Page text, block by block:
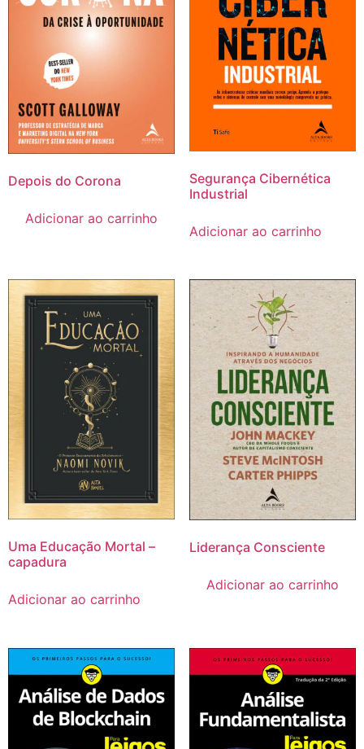
Depois do Corona
Adicionar ao carrinho
Segurança Cibernética
Industrial
Adicionar ao carrinho
Uma Educação Mortal –
capadura
Adicionar ao carrinho
Liderança Consciente
Adicionar ao carrinho